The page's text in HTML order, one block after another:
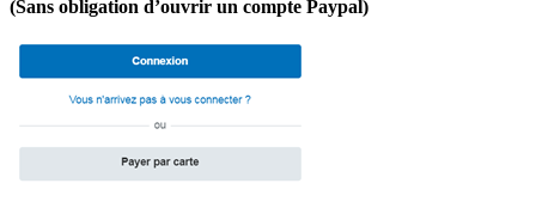
(Sans obligation d’ouvrir un compte Paypal)